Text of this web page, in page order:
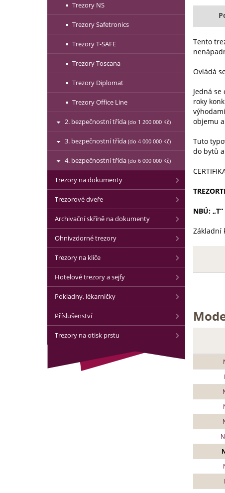
Tento
Ovládá
Jedná
roky
objemu
Tuto
do bytů
NBÚ:
Základní
Trezory NS
Trezory Safetronics
Trezory T-SAFE
Trezory Toscana
Trezory Diplomat
Trezory Office Line
2. bezpečnostní třída (do 1 200 000 Kč)
3. bezpečnostní třída (do 4 000 000 Kč)
4. bezpečnostní třída (do 6 000 000 Kč)
Trezory na dokumenty
Trezorové dveře
Archivační skříně na dokumenty
Ohnivzdorné trezory
Trezory na klíče
Hotelové trezory a sejfy
Pokladny, lékarničky
Příslušenství
Trezory na otisk prstu